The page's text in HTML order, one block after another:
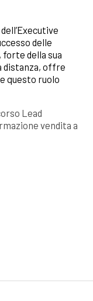
delle
della sua
distanza, offre
questo ruolo
Lead
vendita a